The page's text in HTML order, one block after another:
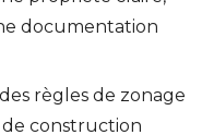
documentation
règles de zonage
de construction